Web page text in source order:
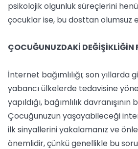
psikolojik olgunluk süreçlerini
çocuklar ise, bu dosttan olumsuz
ÇOCUĞUNUZDAKİ DEĞİŞİKLİĞİN
İnternet bağımlılığı; son
yabancı ülkelerde tedavisine
yapıldığı, bağımlılık
Çocuğunuzun yaşayabileceği
ilk sinyallerini yakalamanız ve
önemlidir, çünkü genellikle bu